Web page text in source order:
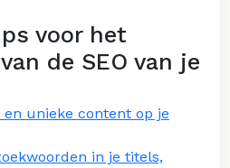
voor het
de SEO van je
unieke content op je
in je titels,